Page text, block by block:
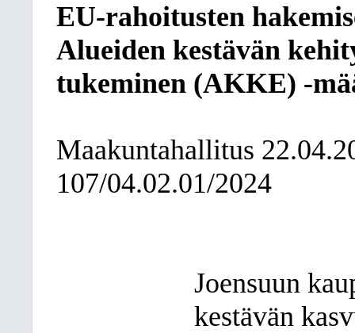
EU-rahoitusten
Alueiden kestävän
tukeminen (AKKE) -
Maakuntahallitus
107/04.02.01/2024
Joensuun
kestävän